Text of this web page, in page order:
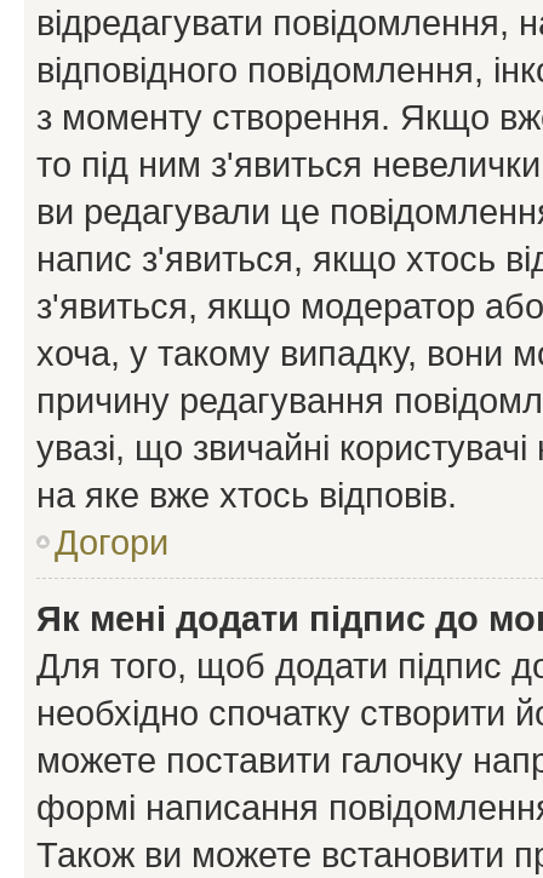
відредагувати повідомлення,
відповідного повідомлення,
з моменту створення. Якщо
то під ним з'явиться
ви редагували це
напис з'явиться, якщо хтось
з'явиться, якщо модератор
хоча, у такому випадку, вони
причину редагування
увазі, що звичайні
на яке вже хтось відповів.
Догори
Як мені додати підпис до
Для того, щоб додати підпис
необхідно спочатку створити
можете поставити галочку
формі написання
Також ви можете встановити